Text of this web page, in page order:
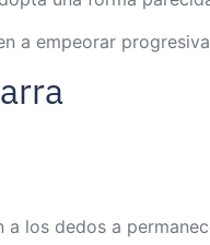
a empeorar
los dedos a